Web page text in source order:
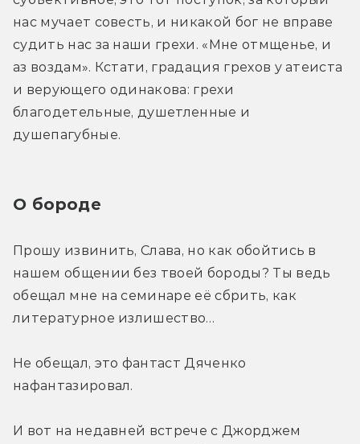
нас мучает совесть, и никакой бог не вправе
судить нас за наши грехи. «Мне отмщенье, и
аз воздам». Кстати, градация грехов у атеиста
и верующего одинакова: грехи
благодетельные, душетленные и
душепагубные.
О бороде
Прошу извинить, Слава, но как обойтись в
нашем общении без твоей бороды? Ты ведь
обещал мне на семинаре её сбрить, как
литературное излишество…
Не обещал, это фантаст Дяченко
нафантазировал.
И вот на недавней встрече с Джорджем